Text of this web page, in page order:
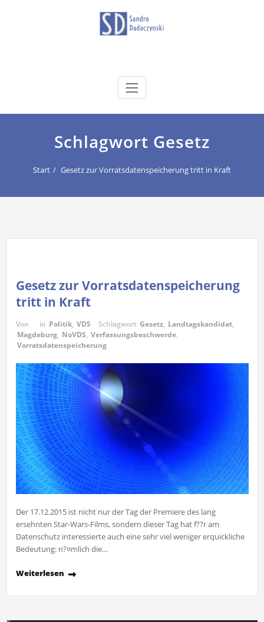
dadaczynski.de
Schlagwort Gesetz
Start Gesetz zur Vorratsdatenspeicherung tritt in Kraft
Gesetz zur Vorratsdatenspeicherung
tritt in Kraft
Von in Politik, VDS Schlagwort Gesetz, Landtagskandidat,
Magdeburg, NoVDS, Verfassungsbeschwerde,
Vorratsdatenspeicherung
Der 17.12.2015 ist nicht nur der Tag der Premiere des lang
ersehnten Star-Wars-Films, sondern dieser Tag hat f??r am
Datenschutz interessierte auch eine sehr viel weniger erquickliche
Bedeutung: n?¤mlich die…
Weiterlesen